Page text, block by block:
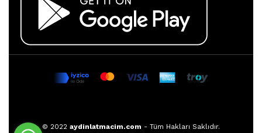
© 2022 aydinlatmacim.com - Tüm Hakları Saklıdır.